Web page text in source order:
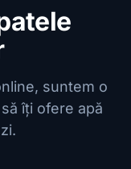
suntem o
îți ofere apă